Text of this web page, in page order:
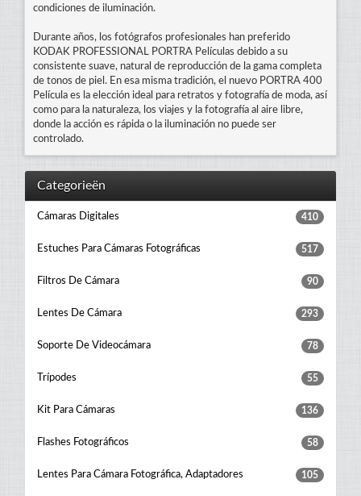
condiciones de iluminación.
Durante años, los fotógrafos profesionales han preferido
KODAK PROFESSIONAL PORTRA Películas debido a su
consistente suave, natural de reproducción de la gama completa
de tonos de piel. En esa misma tradición, el nuevo PORTRA 400
Película es la elección ideal para retratos y fotografía de moda, así
como para la naturaleza, los viajes y la fotografía al aire libre,
donde la acción es rápida o la iluminación no puede ser
controlado.
Categorieën
Cámaras Digitales 410
Estuches Para Cámaras Fotográficas 517
Filtros De Cámara 90
Lentes De Cámara 293
Soporte De Videocámara 78
Trípodes 55
Kit Para Cámaras 136
Flashes Fotográficos 58
Lentes Para Cámara Fotográfica, Adaptadores 105